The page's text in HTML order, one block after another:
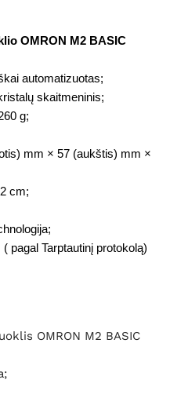
OMRON M2 BASIC
automatizuotas;
skaitmeninis;
g;
mm × 57 (aukštis) mm ×
cm;
pagal Tarptautinį protokolą)
OMRON M2 BASIC